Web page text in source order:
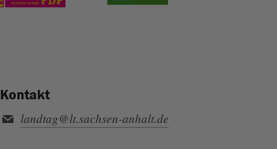
Kontakt
landtag@lt.sachsen-anhalt.de